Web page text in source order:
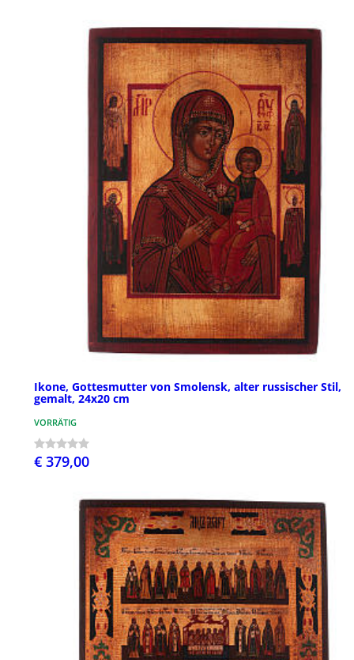
Ikone, Gottesmutter von Smolensk, alter russischer Stil,
gemalt, 24x20 cm
VORRÄTIG
€ 379,00